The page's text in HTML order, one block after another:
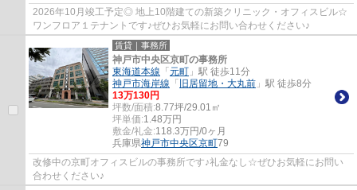
2026年10月竣工予定◎ 地上10階建ての新築クリニック・オフィスビル☆
ワンフロア１テナントです♪ぜひお気軽にお問い合わせください♪
賃貸｜事務所
神戸市中央区京町の事務所
東海道本線 「 元町 」駅 徒歩11分
神戸市海岸線 「 旧居留地・大丸前 」駅 徒歩8分
13万130円
坪数/面積:8.77坪/29.01㎡
坪単価:1.48万円
敷金/礼金:118.3万円/0ヶ月
兵庫県神戸市中央区京町79
改修中の京町オフィスビルの事務所です♪礼金なし☆ぜひお気軽にお問い
合わせください♪